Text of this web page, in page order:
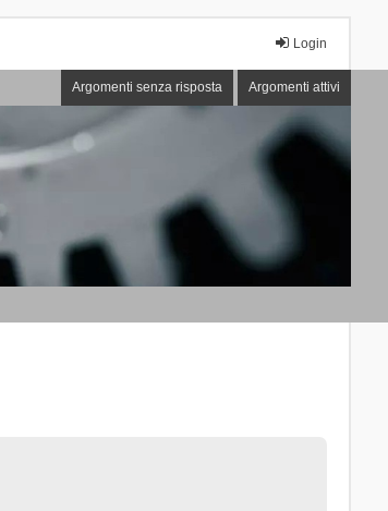
Login
Argomenti senza risposta Argomenti attivi